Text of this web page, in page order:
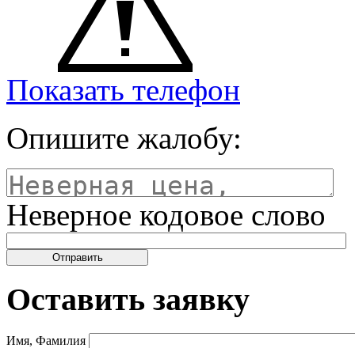
Показать телефон
Опишите жалобу:
Неверное кодовое слово
Оставить заявку
Имя, Фамилия